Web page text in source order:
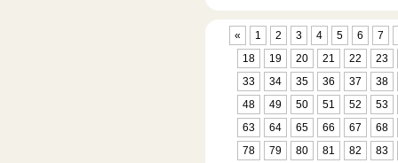
« 1 2 3 4 5 6 7
18
19 20 21 22
23
33
34 35 36 37
38
48
49 50 51 52
53
63
64 65 66 67
68
78
79 80 81 82
83